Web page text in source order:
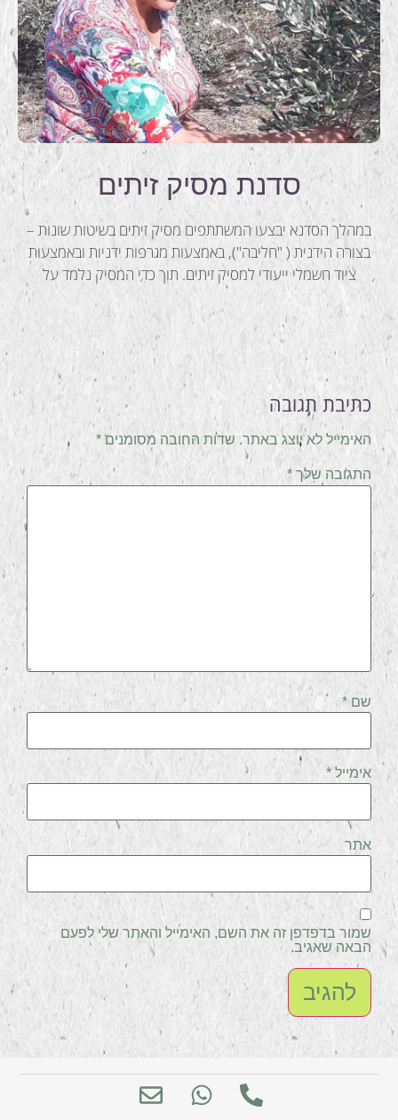
סדנת מסיק זיתים
במהלך הסדנא יבצעו המשתתפים מסיק זיתים בשיטות שונות –
בצורה הידנית ( "חליבה"), באמצעות מגרפות ידניות ובאמצעות
ציוד חשמלי ייעודי למסיק זיתים. תוך כדי המסיק נלמד על
כתיבת תגובה
האימייל לא יוצג באתר. שדות החובה מסומנים *
התגובה שלך *
שם*
אימייל *
אתר
שמור בדפדפן זה את השם, האימייל והאתר שלי לפעם
הבאה שאגיב.